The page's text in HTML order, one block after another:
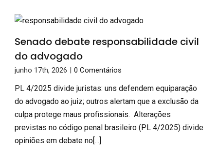
Senado debate responsabilidade civil
do advogado
junho 17th, 2026 | 0 Comentários
PL 4/2025 divide juristas: uns defendem equiparação
do advogado ao juiz; outros alertam que a exclusão da
culpa protege maus profissionais. Alterações
previstas no código penal brasileiro (PL 4/2025) divide
opiniões em debate no[...]